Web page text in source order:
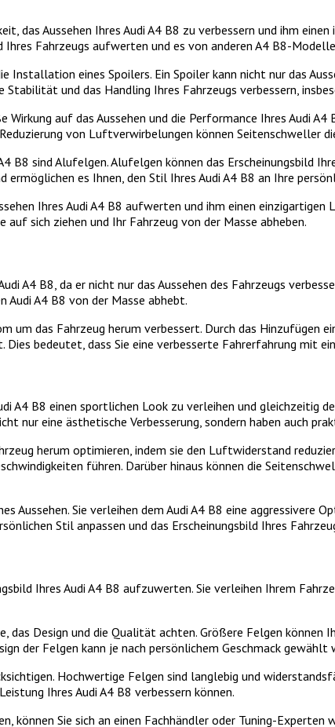
das Aussehen Ihres Audi A4 B8 zu verbessern und ihm
Ihres Fahrzeugs aufwerten und es von anderen A4 B8-
eines Spoilers. Ein Spoiler kann nicht nur das
Stabilität und das Handling Ihres Fahrzeugs verbessern,
Wirkung auf das Aussehen und die Performance Ihres Audi
von Luftverwirbelungen können Seitenschweller
B8 sind Alufelgen. Alufelgen können das Erscheinungsbild
es Ihnen, den Stil Ihres Audi A4 B8 an Ihre
Ihres Audi A4 B8 aufwerten und ihm einen
auf sich ziehen und Ihr Fahrzeug von der Masse abheben.
A4 B8, da er nicht nur das Aussehen des Fahrzeugs
Audi A4 B8 von der Masse abhebt.
um das Fahrzeug herum verbessert. Durch das Hinzufügen
bedeutet, dass Sie eine verbesserte Fahrerfahrung mit
A4 B8 einen sportlichen Look zu verleihen und
nur eine ästhetische Verbesserung, sondern haben auch
herum optimieren, indem sie den Luftwiderstand
führen. Darüber hinaus können die
Sie verleihen dem Audi A4 B8 eine aggressivere
Stil anpassen und das Erscheinungsbild Ihres
Ihres Audi A4 B8 aufzuwerten. Sie verleihen Ihrem
Design und die Qualität achten. Größere Felgen können
der Felgen kann je nach persönlichem Geschmack gewählt
Hochwertige Felgen sind langlebig und
Ihres Audi A4 B8 verbessern können.
können Sie sich an einen Fachhändler oder Tuning-